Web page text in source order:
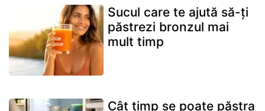
Sucul care te ajută să-ți
păstrezi bronzul mai
mult timp
Cât timp se poate păstra